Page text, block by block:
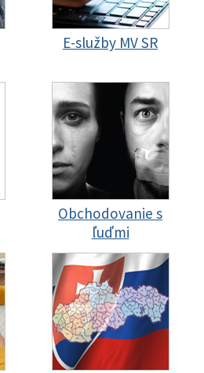
E-služby MV SR
Obchodovanie s
ľuďmi